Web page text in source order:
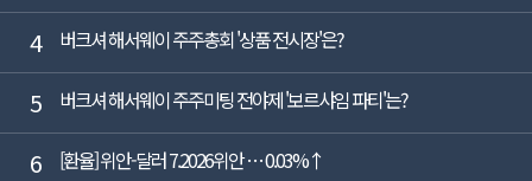
4 버크셔 해서웨이 주주총회 '상품 전시장'은?
5 버크셔 해서웨이 주주미팅 전야제 '보르샤임 파티'는?
6 [환율] 위안-달러 7.2026위안 … 0.03%↑